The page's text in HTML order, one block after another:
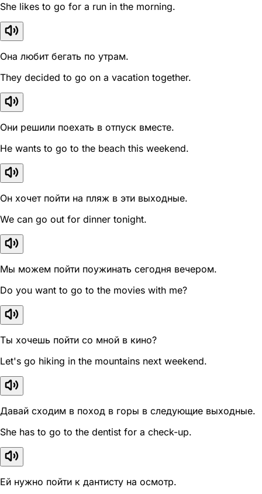
She likes to go for a run in the morning.
Она любит бегать по утрам.
They decided to go on a vacation together.
Они решили поехать в отпуск вместе.
He wants to go to the beach this weekend.
Он хочет пойти на пляж в эти выходные.
We can go out for dinner tonight.
Мы можем пойти поужинать сегодня вечером.
Do you want to go to the movies with me?
Ты хочешь пойти со мной в кино?
Let's go hiking in the mountains next weekend.
Давай сходим в поход в горы в следующие выходные.
She has to go to the dentist for a check-up.
Ей нужно пойти к дантисту на осмотр.